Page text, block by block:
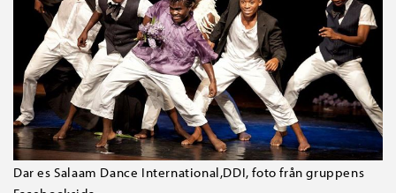
Dar es Salaam Dance International,DDI, foto från gruppens